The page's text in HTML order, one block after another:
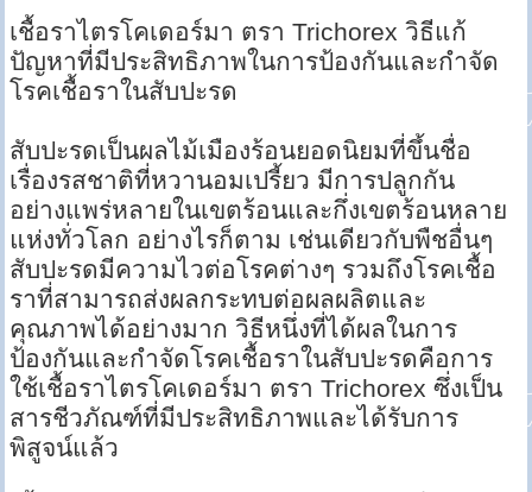
เชื้อราไตรโคเดอร์มา ตรา Trichorex วิธีแก้
ปัญหาที่มีประสิทธิภาพในการป้องกันและกำจัด
โรคเชื้อราในสับปะรด
สับปะรดเป็นผลไม้เมืองร้อนยอดนิยมที่ขึ้นชื่อ
เรื่องรสชาติที่หวานอมเปรี้ยว มีการปลูกกัน
อย่างแพร่หลายในเขตร้อนและกึ่งเขตร้อนหลาย
แห่งทั่วโลก อย่างไรก็ตาม เช่นเดียวกับพืชอื่นๆ
สับปะรดมีความไวต่อโรคต่างๆ รวมถึงโรคเชื้อ
ราที่สามารถส่งผลกระทบต่อผลผลิตและ
คุณภาพได้อย่างมาก วิธีหนึ่งที่ได้ผลในการ
ป้องกันและกำจัดโรคเชื้อราในสับปะรดคือการ
ใช้เชื้อราไตรโคเดอร์มา ตรา Trichorex ซึ่งเป็น
สารชีวภัณฑ์ที่มีประสิทธิภาพและได้รับการ
พิสูจน์แล้ว